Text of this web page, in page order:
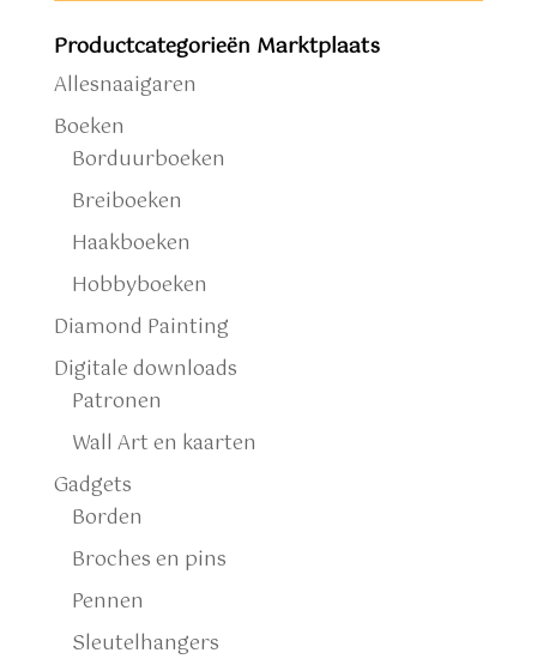
Productcategorieën Marktplaats
Allesnaaigaren
Boeken
Borduurboeken
Breiboeken
Haakboeken
Hobbyboeken
Diamond Painting
Digitale downloads
Patronen
Wall Art en kaarten
Gadgets
Borden
Broches en pins
Pennen
Sleutelhangers